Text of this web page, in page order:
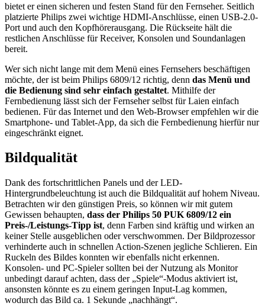
bietet er einen sicheren und festen Stand für den Fernseher. Seitlich
platzierte Philips zwei wichtige HDMI-Anschlüsse, einen USB-2.0-
Port und auch den Kopfhörerausgang. Die Rückseite hält die
restlichen Anschlüsse für Receiver, Konsolen und Soundanlagen
bereit.
Wer sich nicht lange mit dem Menü eines Fernsehers beschäftigen
möchte, der ist beim Philips 6809/12 richtig, denn das Menü und
die Bedienung sind sehr einfach gestaltet. Mithilfe der
Fernbedienung lässt sich der Fernseher selbst für Laien einfach
bedienen. Für das Internet und den Web-Browser empfehlen wir die
Smartphone- und Tablet-App, da sich die Fernbedienung hierfür nur
eingeschränkt eignet.
Bildqualität
Dank des fortschrittlichen Panels und der LED-
Hintergrundbeleuchtung ist auch die Bildqualität auf hohem Niveau.
Betrachten wir den günstigen Preis, so können wir mit gutem
Gewissen behaupten, dass der Philips 50 PUK 6809/12 ein
Preis-/Leistungs-Tipp ist, denn Farben sind kräftig und wirken an
keiner Stelle ausgeblichen oder verschwommen. Der Bildprozessor
verhinderte auch in schnellen Action-Szenen jegliche Schlieren. Ein
Ruckeln des Bildes konnten wir ebenfalls nicht erkennen.
Konsolen- und PC-Spieler sollten bei der Nutzung als Monitor
unbedingt darauf achten, dass der „Spiele“-Modus aktiviert ist,
ansonsten könnte es zu einem geringen Input-Lag kommen,
wodurch das Bild ca. 1 Sekunde „nachhängt“.